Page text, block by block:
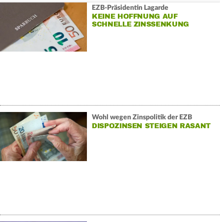
EZB-Präsidentin Lagarde
KEINE HOFFNUNG AUF
SCHNELLE ZINSSENKUNG
Wohl wegen Zinspolitik der EZB
DISPOZINSEN STEIGEN RASANT